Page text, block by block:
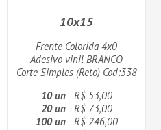
10x15
Frente Colorida 4x0
Adesivo vinil BRANCO
Corte Simples (Reto) Cod:338
10 un- R$ 53,00
20 un- R$ 73,00
100 un- R$ 246,00